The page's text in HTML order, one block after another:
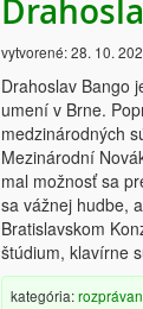
vytvorené:28. 10.
Drahoslav Bango
umení v Brne.
medzinárodných
Mezinárodní
mal možnosť sa
sa vážnej hudbe,
Bratislavskom
štúdium, klavírne
kategória: